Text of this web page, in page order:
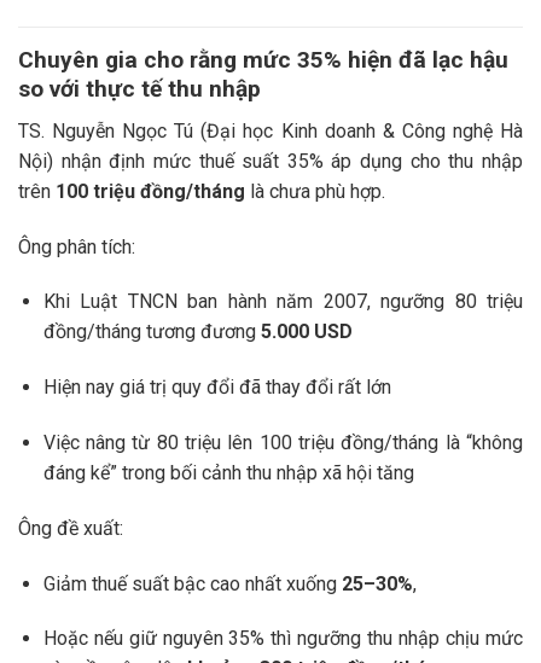
Chuyên gia cho rằng mức 35% hiện đã lạc hậu
so với thực tế thu nhập
TS. Nguyễn Ngọc Tú (Đại học Kinh doanh & Công nghệ Hà
Nội) nhận định mức thuế suất 35% áp dụng cho thu nhập
trên 100 triệu đồng/tháng là chưa phù hợp.
Ông phân tích:
Khi Luật TNCN ban hành năm 2007, ngưỡng 80 triệu
đồng/tháng tương đương 5.000 USD
Hiện nay giá trị quy đổi đã thay đổi rất lớn
Việc nâng từ 80 triệu lên 100 triệu đồng/tháng là “không
đáng kể” trong bối cảnh thu nhập xã hội tăng
Ông đề xuất:
Giảm thuế suất bậc cao nhất xuống 25–30%,
Hoặc nếu giữ nguyên 35% thì ngưỡng thu nhập chịu mức